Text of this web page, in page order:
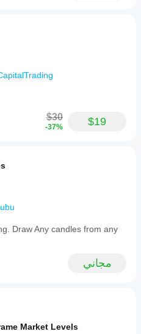
$30
-37% $19
Draw Any candles from any
مجاني
Market Levels